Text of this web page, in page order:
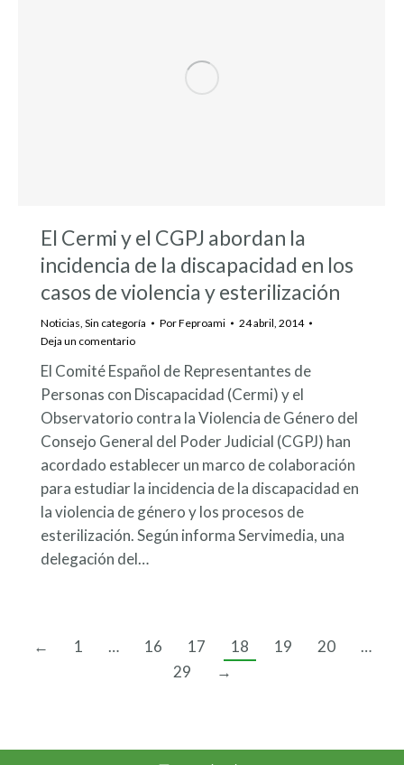
El Cermi y el CGPJ abordan la
incidencia de la discapacidad en los
casos de violencia y esterilización
Noticias Sin categoría PorFeproami
24 abril, 2014
Deja un comentario
El Comité Español de Representantes de
Personas con Discapacidad (Cermi) y el
Observatorio contra la Violencia de Género del
Consejo General del Poder Judicial (CGPJ) han
acordado establecer un marco de colaboración
para estudiar la incidencia de la discapacidad en
la violencia de género y los procesos de
esterilización. Según informa Servimedia, una
delegación del…
← 1 … 16 17 18 19 20
…
29
→